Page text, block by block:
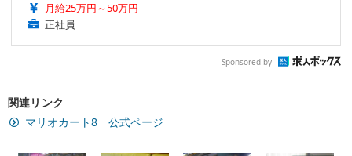
月給25万円～50万円
正社員
Sponsored by
関連リンク
マリオカート8 公式ページ